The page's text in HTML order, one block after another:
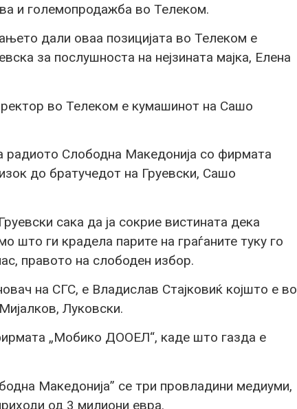
и големопродажба во Телеком.
дали оваа позицијата во Телеком е
за послушноста на нејзината мајка, Елена
во Телеком е кумашинот на Сашо
радиото Слободна Македонија со фирмата
до братучедот на Груевски, Сашо
сака да ја сокрие вистината дека
што ги крадела парите на граѓаните туку го
правото на слободен избор.
на СГС, е Владислав Стајковиќ којшто е во
Луковски.
„Мобико ДООЕЛ“, каде што газда е
Македонија” се три провладини медиуми,
од 3 милиони евра.